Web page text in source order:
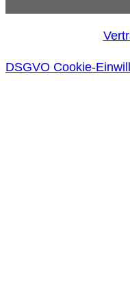
DSGVO Cookie-